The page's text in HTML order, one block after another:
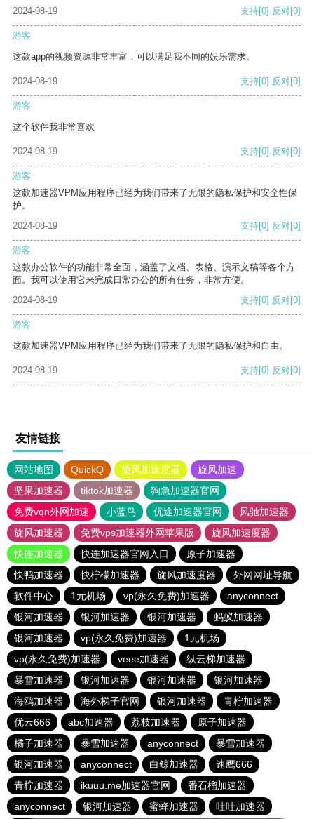
2024-08-19 支持[0] 反对[0]
游客
这款app的视频资源非常丰富，可以满足我不同的娱乐需求。
2024-08-19 支持[0] 反对[0]
游客
这个软件我非常喜欢
2024-08-19 支持[0] 反对[0]
游客
这款加速器VPM应用程序已经为我们带来了无限的隐私保护和安全性保
护。
2024-08-19
支持[0] 反对[0]
游客
这款办公软件的功能非常全面，涵盖了文档、表格、演示文稿等各个方
面。我可以使用它来完成日常办公的所有任务，非常方便。
2024-08-19
支持[0] 反对[0]
游客
这款加速器VPM应用程序已经为我们带来了无限的隐私保护和自由。
2024-08-19 支持[0] 反对[0]
友情链接
网站地图 QuickQ 旋风加速度器
旋风加速
坚果加速器
tiktok加速器
狗急加速器官网
免费vqn外网加速
小蓝鸟 优途加速器官网
风驰加速器
旋风加速器
免费vps加速器外网苹果版
旋风加速度器
快连加速器
快连加速器官网入口
原子加速器
快鸭加速器
快柠檬加速器 旋风加速度器
外网网址导航
软件中心
1元机场 vp(永久免费)加速器
anyconnect
银河加速器
银河加速器 银河加速器
蚂蚁加速器
银河加速器
vp(永久免费)加速器
1元机场
vp(永久免费)加速器
veee加速器
纵云梯加速器
暴雪加速器
银河加速器 银河加速器
银河加速器
海鸥加速器
海外梯子官网 银河加速器
青柠加速器
优云666
abc加速器 荔枝加速器
原子加速器
橘子加速器
暴雪加速器 anyconnect
暴雪加速器
银河加速器
anyconnect 白鲸加速器
速鹰666
青柠加速器
ikuuu.me加速器官网
番石榴加速器
anyconnect
银河加速器 蜜蜂加速器 哇哇加速器